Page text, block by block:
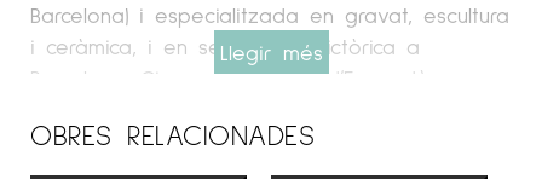
Barcelona) i especialitzada en gravat, escultura
i ceràmica, i en sensologia pictòrica a
Barcelona, ​​​​Girona i La Bisbal d’Empordà.
Galeria Espai Cavallers
Llegir més
OBRES RELACIONADES